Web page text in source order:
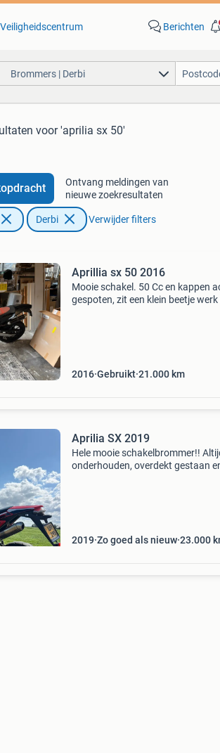
Veiligheidscentrum Berichten
Brommers | Derbi
voor 'aprilia sx 50'
Ontvang meldingen van
nieuwe zoekresultaten
Derbi Verwijder filters
Aprillia sx 50 2016
Mooie schakel. 50 Cc en kappen
gespoten, zit een klein beetje
2016 Gebruikt 21.000 km
Aprilia SX 2019
Hele mooie schakelbrommer!!
onderhouden, overdekt gestaan
2019 Zo goed als nieuw 23.000